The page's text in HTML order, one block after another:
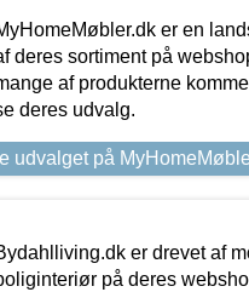
er en
deres sortiment på
af produkterne
deres udvalg.
udvalget på
er drevet af
på deres